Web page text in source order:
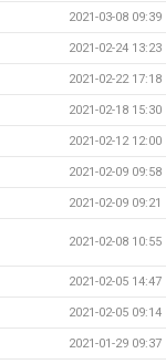
2021-03-08 09:39
2021-02-24 13:23
2021-02-22 17:18
2021-02-18 15:30
2021-02-12 12:00
2021-02-09 09:58
2021-02-09 09:21
2021-02-08 10:55
2021-02-05 14:47
2021-02-05 09:14
2021-01-29 09:37